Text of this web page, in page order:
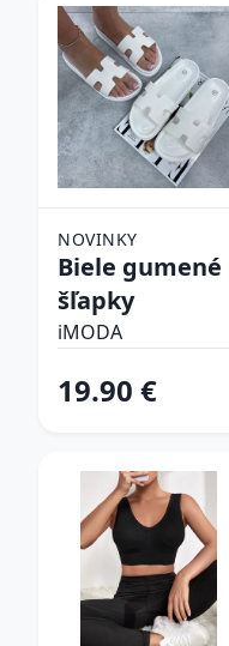
NOVINKY
Biele gumené
šľapky
iMODA
19.90 €